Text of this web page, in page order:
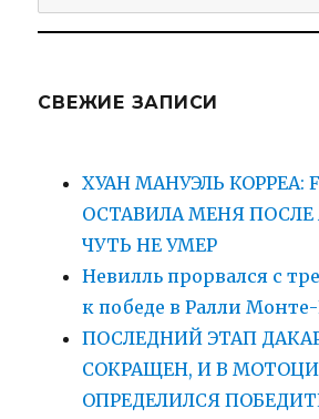
for:
СВЕЖИЕ ЗАПИСИ
ХУАН МАНУЭЛЬ КОРРЕА:
ОСТАВИЛА МЕНЯ ПОСЛЕ
ЧУТЬ НЕ УМЕР
Невилль прорвался с
к победе в Ралли
ПОСЛЕДНИЙ ЭТАП
СОКРАЩЕН, И В
ОПРЕДЕЛИЛСЯ